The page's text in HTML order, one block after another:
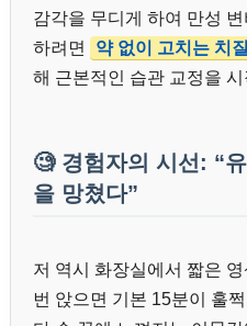
감각을 무디게 하여 만성
하려면
약 없이 고치는 치
해 근본적인 습관 교정을
🧐 경험자의 시선: “
을 망쳤다”
저 역시 화장실에서 짧은
번 앉으면 기본 15분이 훌